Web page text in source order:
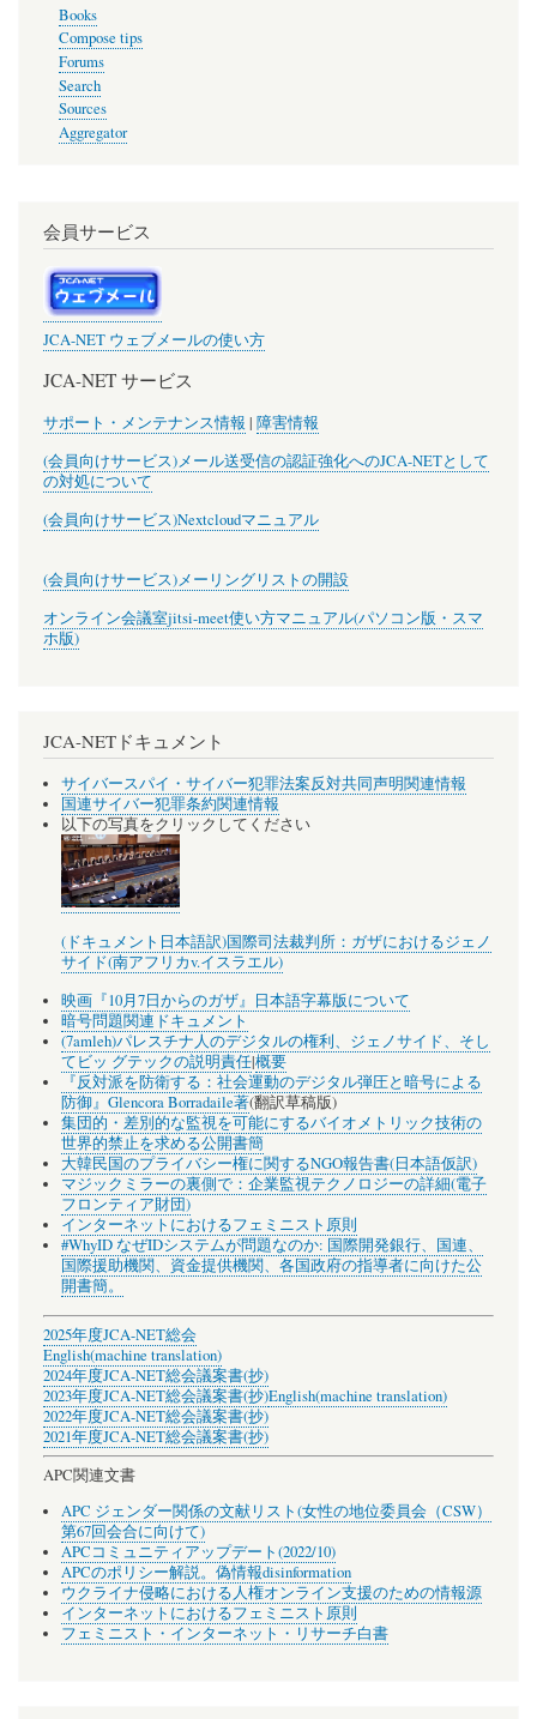
Books
Compose tips
Forums
Search
Sources
Aggregator
会員サービス
JCA-NET ウェブメールの使い方
JCA-NET サービス
サポート・メンテナンス情報 | 障害情報
(会員向けサービス)メール送受信の認証強化へのJCA-NETとして
の対処について
(会員向けサービス)Nextcloudマニュアル
(会員向けサービス)メーリングリストの開設
オンライン会議室jitsi-meet使い方マニュアル(パソコン版・スマ
ホ版)
JCA-NETドキュメント
サイバースパイ・サイバー犯罪法案反対共同声明関連情報
国連サイバー犯罪条約関連情報
以下の写真をクリックしてください
(ドキュメント日本語訳)国際司法裁判所：ガザにおけるジェノ
サイド(南アフリカv.イスラエル)
映画『10月7日からのガザ』日本語字幕版について
暗号問題関連ドキュメント
(7amleh)パレスチナ人のデジタルの権利、ジェノサイド、そし
てビッ グテックの説明責任|概要
『反対派を防衛する：社会運動のデジタル弾圧と暗号による
防御』Glencora Borradaile著(翻訳草稿版)
集団的・差別的な監視を可能にするバイオメトリック技術の
世界的禁止を求める公開書簡
大韓民国のプライバシー権に関するNGO報告書(日本語仮訳)
マジックミラーの裏側で：企業監視テクノロジーの詳細(電子
フロンティア財団)
インターネットにおけるフェミニスト原則
#WhyID なぜIDシステムが問題なのか: 国際開発銀行、国連、
国際援助機関、資金提供機関、各国政府の指導者に向けた公
開書簡。
2025年度JCA-NET総会
English(machine translation)
2024年度JCA-NET総会議案書(抄)
2023年度JCA-NET総会議案書(抄)English(machine translation)
2022年度JCA-NET総会議案書(抄)
2021年度JCA-NET総会議案書(抄)
APC関連文書
APC ジェンダー関係の文献リスト(女性の地位委員会（CSW）
第67回会合に向けて)
APCコミュニティアップデート(2022/10)
APCのポリシー解説。偽情報disinformation
ウクライナ侵略における人権オンライン支援のための情報源
インターネットにおけるフェミニスト原則
フェミニスト・インターネット・リサーチ白書